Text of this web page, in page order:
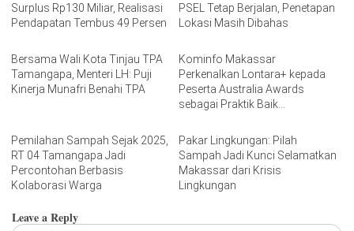
Surplus Rp130 Miliar, Realisasi
Pendapatan Tembus 49 Persen
PSEL Tetap Berjalan, Penetapan
Lokasi Masih Dibahas
Bersama Wali Kota Tinjau TPA
Tamangapa, Menteri LH: Puji
Kinerja Munafri Benahi TPA
Kominfo Makassar
Perkenalkan Lontara+ kepada
Peserta Australia Awards
sebagai Praktik Baik
Pemilahan Sampah Sejak 2025,
RT 04 Tamangapa Jadi
Percontohan Berbasis
Kolaborasi Warga
Pakar Lingkungan: Pilah
Sampah Jadi Kunci Selamatkan
Makassar dari Krisis
Lingkungan
Leave a Reply